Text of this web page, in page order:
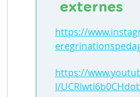
externes
https://
https://
l/